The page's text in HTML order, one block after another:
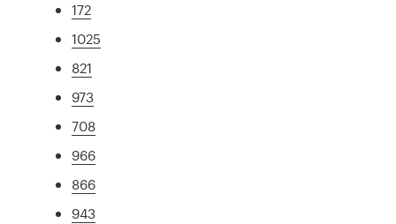
172
1025
821
973
708
966
866
943